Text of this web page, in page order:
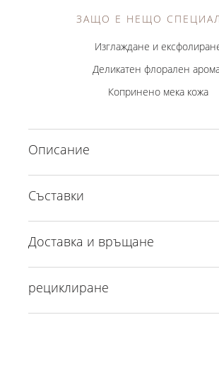
ЗАЩО Е НЕЩО
Изглаждане и
Деликатен флорален
Копринено мека кожа
Описание
Съставки
Доставка и връщане
рециклиране